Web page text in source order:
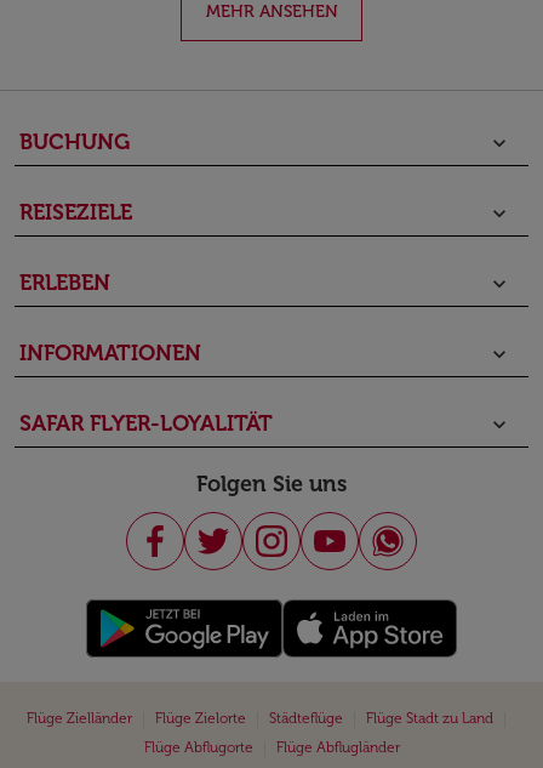
MEHR ANSEHEN
BUCHUNG keyboard_arrow_down
REISEZIELE keyboard_arrow_down
ERLEBEN keyboard_arrow_down
INFORMATIONEN keyboard_arrow_down
SAFAR FLYER-LOYALITÄT keyboard_arrow_down
Folgen Sie uns
Flüge Zielländer Flüge Zielorte Städteflüge Flüge Stadt zu Land
Flüge Abflugorte
Flüge Abflugländer